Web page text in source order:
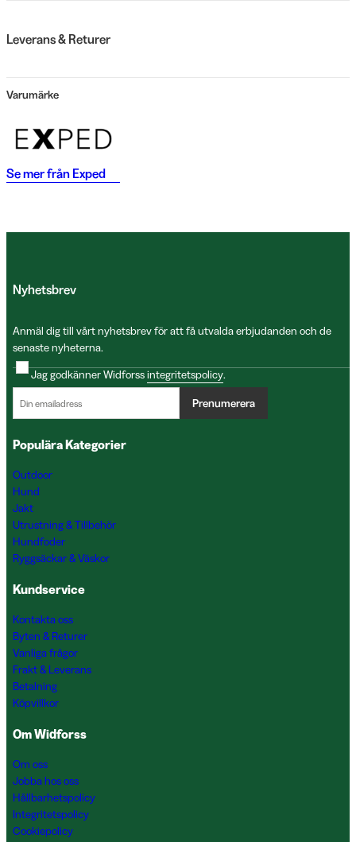
Leverans & Returer
Varumärke
Se mer från Exped
Nyhetsbrev
Anmäl dig till vårt nyhetsbrev för att få utvalda erbjudanden och de
senaste nyheterna.
Jag godkänner Widforssintegritetspolicy.
Prenumerera
Populära Kategorier
Outdoor
Hund
Jakt
Utrustning & Tillbehör
Hundfoder
Ryggsäckar & Väskor
Kundservice
Kontakta oss
Byten & Returer
Vanliga frågor
Frakt & Leverans
Betalning
Köpvillkor
Om Widforss
Om oss
Jobba hos oss
Hållbarhetspolicy
Integritetspolicy
Cookiepolicy